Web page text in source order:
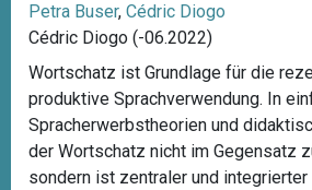
Petra Buser, Cédric Diogo
Cédric Diogo (-06.2022)
Wortschatz ist Grundlage für die
produktive Sprachverwendung. In
Spracherwerbstheorien und
der Wortschatz nicht im Gegensatz
sondern ist zentraler und